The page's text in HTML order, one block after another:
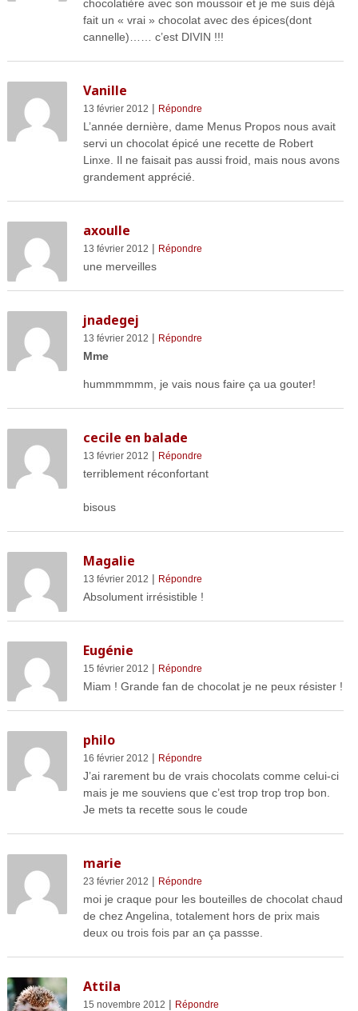
chocolatière avec son moussoir et je me suis déjà
fait un « vrai » chocolat avec des épices(dont
cannelle)…… c’est DIVIN !!!
Vanille
13 février 2012 | Répondre
L’année dernière, dame Menus Propos nous avait
servi un chocolat épicé une recette de Robert
Linxe. Il ne faisait pas aussi froid, mais nous avons
grandement apprécié.
axoulle
13 février 2012 | Répondre
une merveilles
jnadegej
13 février 2012 | Répondre
Mme
hummmmmm, je vais nous faire ça ua gouter!
cecile en balade
13 février 2012 | Répondre
terriblement réconfortant
bisous
Magalie
13 février 2012 | Répondre
Absolument irrésistible !
Eugénie
15 février 2012 | Répondre
Miam ! Grande fan de chocolat je ne peux résister !
philo
16 février 2012 | Répondre
J’ai rarement bu de vrais chocolats comme celui-ci
mais je me souviens que c’est trop trop trop bon.
Je mets ta recette sous le coude
marie
23 février 2012 | Répondre
moi je craque pour les bouteilles de chocolat chaud
de chez Angelina, totalement hors de prix mais
deux ou trois fois par an ça passse.
Attila
15 novembre 2012 | Répondre